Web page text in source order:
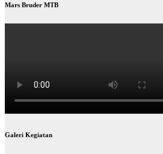
Mars Bruder MTB
Galeri Kegiatan